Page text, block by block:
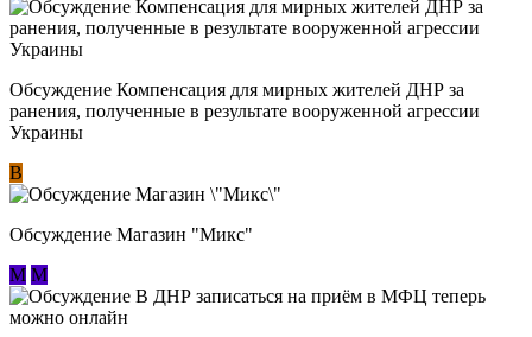
Обсуждение Компенсация для мирных жителей ДНР за
ранения, полученные в результате вооруженной агрессии
Украины
В
Обсуждение Магазин "Микс"
М М